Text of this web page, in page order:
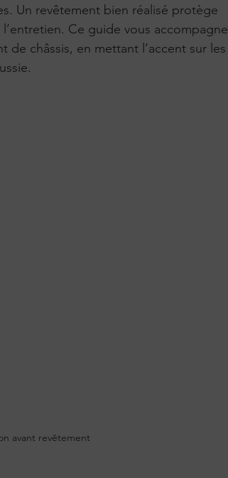
Un revêtement bien réalisé protège
Ce guide vous accompagne
de châssis, en mettant l’accent sur les
avant revêtement